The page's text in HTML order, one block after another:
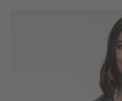
Artikelbilder